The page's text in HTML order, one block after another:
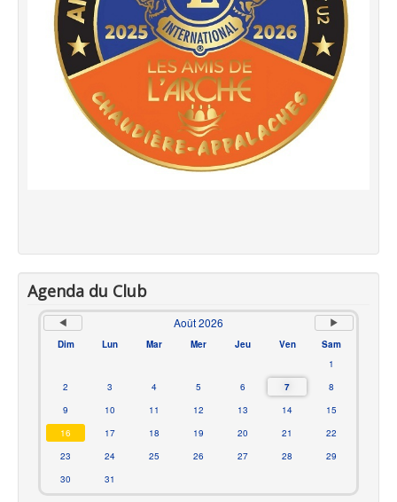
Agenda du Club
Août 2026
Dim Lun Mar Mer Jeu Ven
Sam
1
2
3 4 5 6 7
8
9
10 11 12 13 14
15
16
17 18 19 20 21
22
23
24 25 26 27 28
29
30
31